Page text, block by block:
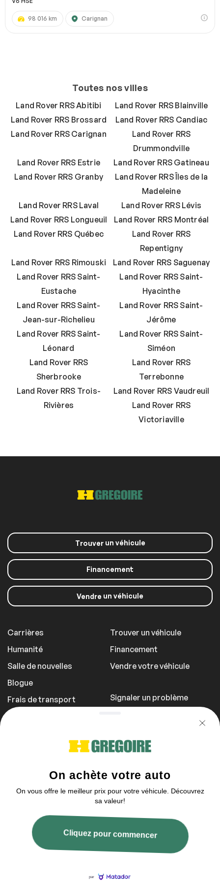
98 016 km Carignan
Toutes nos villes
Land Rover RRS Abitibi
Land Rover RRS Blainville
Land Rover RRS Brossard
Land Rover RRS Candiac
Land Rover RRS Carignan
Land Rover RRS
Drummondville
Land Rover RRS Estrie
Land Rover RRS Gatineau
Land Rover RRS Granby
Land Rover RRS Îles de la
Madeleine
Land Rover RRS Laval
Land Rover RRS Lévis
Land Rover RRS Longueuil
Land Rover RRS Montréal
Land Rover RRS Québec
Land Rover RRS
Repentigny
Land Rover RRS Rimouski
Land Rover RRS Saguenay
Land Rover RRS Saint-
Eustache
Land Rover RRS Saint-
Hyacinthe
Land Rover RRS Saint-
Jean-sur-Richelieu
Land Rover RRS Saint-
Jérôme
Land Rover RRS Saint-
Léonard
Land Rover RRS Saint-
Siméon
Land Rover RRS
Sherbrooke
Land Rover RRS
Terrebonne
Land Rover RRS Trois-
Rivières
Land Rover RRS Vaudreuil
Land Rover RRS
Victoriaville
Trouverun véhicule
Financement
Vendre un véhicule
Carrières
Humanité
Salle de nouvelles
Blogue
Frais de transport
Trouver un véhicule
Financement
Vendre votre véhicule
Signaler un problème
Vous pouvez nous contacter Dimanche
entre 10h et 17h
2003–2026 © HGrégoire, tous droits réservés.